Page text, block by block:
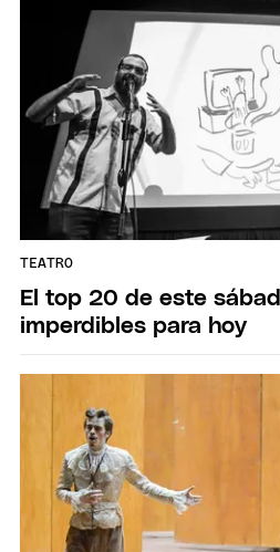
TEATRO
El top 20 de este
imperdibles para hoy